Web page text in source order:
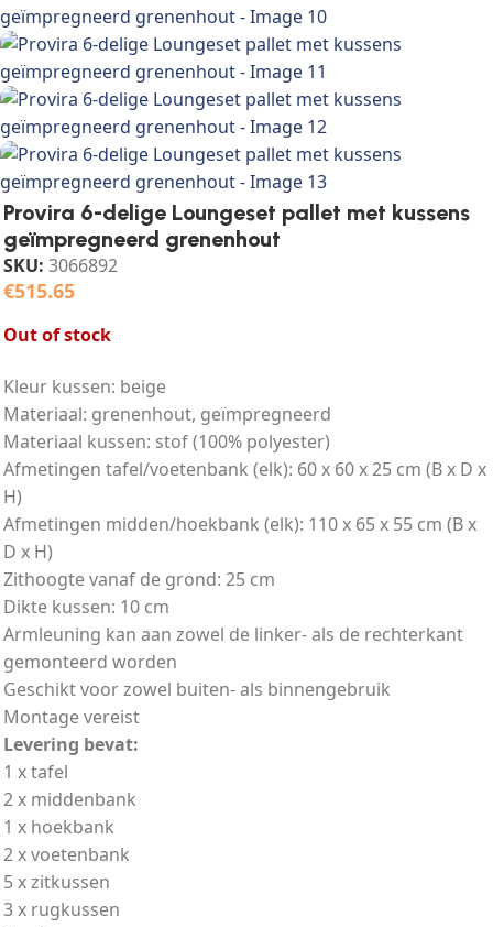
Provira 6-delige Loungeset pallet met kussens
geïmpregneerd grenenhout
SKU: 3066892
€515.65
Out of stock
Kleur kussen: beige
Materiaal: grenenhout, geïmpregneerd
Materiaal kussen: stof (100% polyester)
Afmetingen tafel/voetenbank (elk): 60 x 60 x 25 cm (B x D x
H)
Afmetingen midden/hoekbank (elk): 110 x 65 x 55 cm (B x
D x H)
Zithoogte vanaf de grond: 25 cm
Dikte kussen: 10 cm
Armleuning kan aan zowel de linker- als de rechterkant
gemonteerd worden
Geschikt voor zowel buiten- als binnengebruik
Montage vereist
Levering bevat:
1 x tafel
2 x middenbank
1 x hoekbank
2 x voetenbank
5 x zitkussen
3 x rugkussen